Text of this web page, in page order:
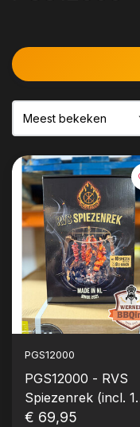
PGS12000
PGS12000 - RVS
Spiezenrek (incl.
spiezen + klem & 8x
€ 69,95